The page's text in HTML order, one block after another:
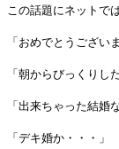
この話題にネットで
「おめでとうござい
「朝からびっくりした
「出来ちゃった結婚
「デキ婚か・・・」